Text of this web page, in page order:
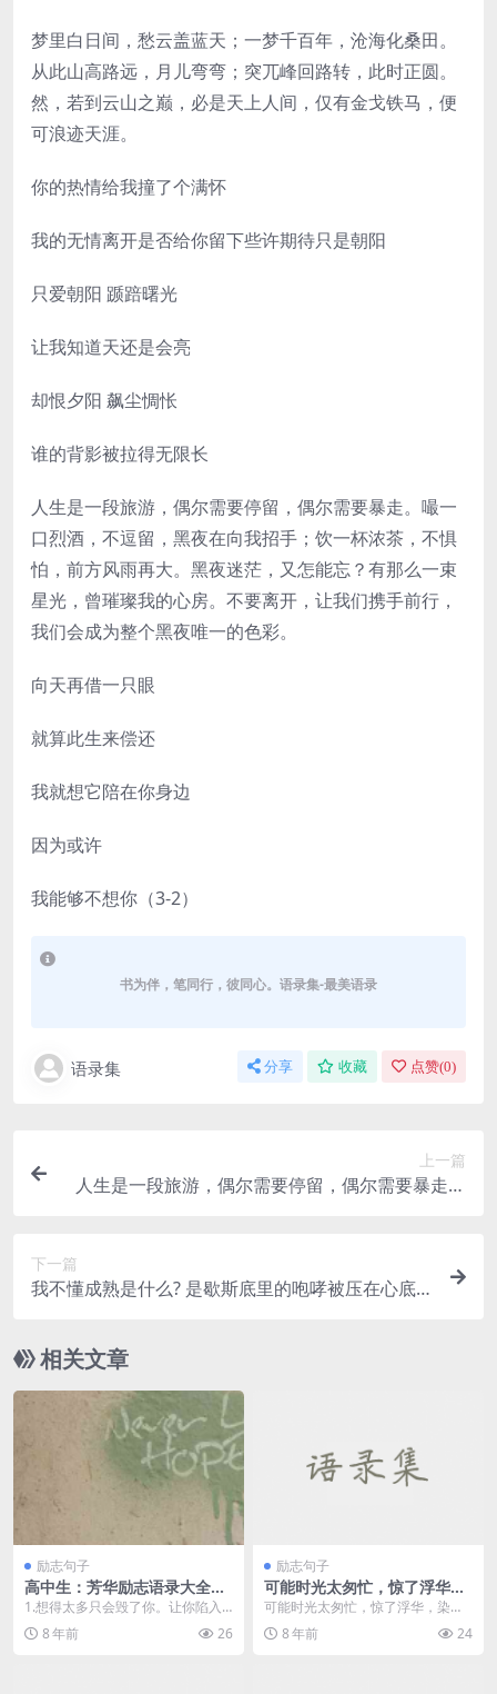
梦里白日间，愁云盖蓝天；一梦千百年，沧海化桑田。
从此山高路远，月儿弯弯；突兀峰回路转，此时正圆。
然，若到云山之巅，必是天上人间，仅有金戈铁马，便
可浪迹天涯。
你的热情给我撞了个满怀
我的无情离开是否给你留下些许期待只是朝阳
只爱朝阳 踬踣曙光
让我知道天还是会亮
却恨夕阳 飙尘惆怅
谁的背影被拉得无限长
人生是一段旅游，偶尔需要停留，偶尔需要暴走。嘬一
口烈酒，不逗留，黑夜在向我招手；饮一杯浓茶，不惧
怕，前方风雨再大。黑夜迷茫，又怎能忘？有那么一束
星光，曾璀璨我的心房。不要离开，让我们携手前行，
我们会成为整个黑夜唯一的色彩。
向天再借一只眼
就算此生来偿还
我就想它陪在你身边
因为或许
我能够不想你（3-2）
书为伴，笔同行，彼同心。语录集-最美语录
语录集 分享 收藏 点赞(0)
上一篇
人生是一段旅游，偶尔需要停留，偶尔需要暴走。
下一篇
我不懂成熟是什么? 是歇斯底里的咆哮被压在心底?
相关文章
励志句子
高中生：芳华励志语录大全，
句句振奋民气！
1.想得太多只会毁了你。让你陷入
忐忑，让现实上本不糟糕的工作，
变得糟糕。你必要的...
8 年前 26
励志句子
可能时光太匆忙，惊了浮华，
染了流年，乱了心扉。——
可能时光太匆忙，惊了浮华，染了
流年，乱了心扉。
8 年前 24